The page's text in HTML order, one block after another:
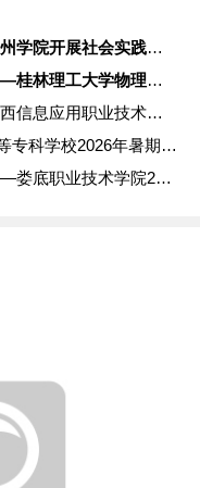
践行青春使命 躬身实践成长——泰州学院开展社会实践服务活动
砥砺奋进守初心 述职总结促提升——桂林理工大学物理与电子信息
践行青春使命 助力基层治理——江西信息应用职业技术学院202
以体育人，逐梦乡村：广西体育高等专科学校2026年暑期社会实
以技助农促发展 青春赋能新乡村——娄底职业技术学院2026年